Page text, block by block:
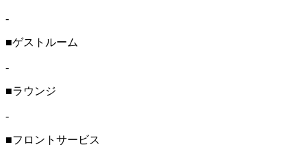
-
■ゲストルーム
-
■ラウンジ
-
■フロントサービス